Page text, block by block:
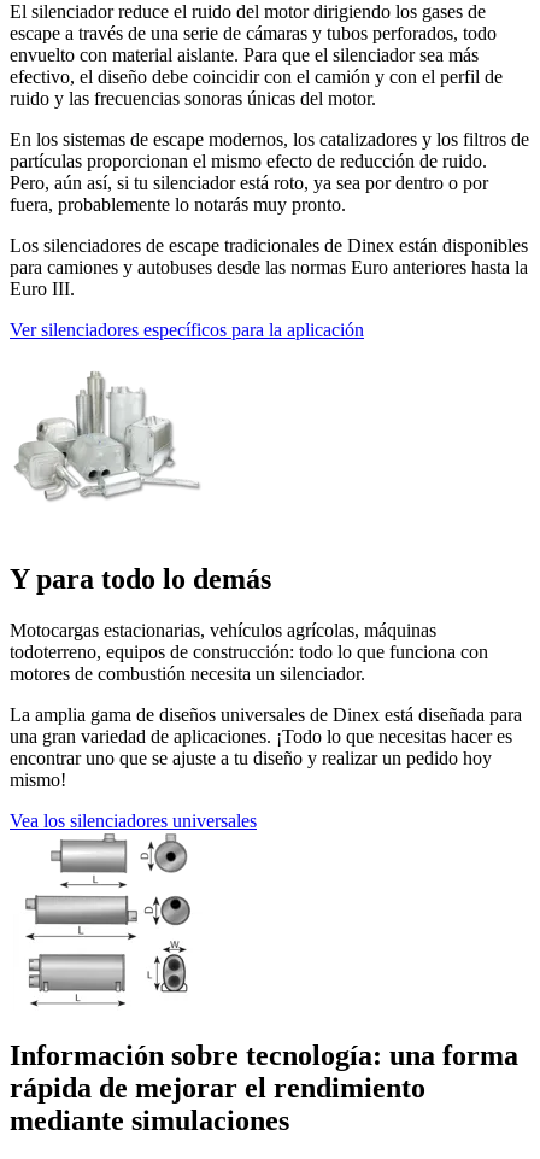
El silenciador reduce el ruido del motor dirigiendo los gases de
escape a través de una serie de cámaras y tubos perforados, todo
envuelto con material aislante. Para que el silenciador sea más
efectivo, el diseño debe coincidir con el camión y con el perfil de
ruido y las frecuencias sonoras únicas del motor.
En los sistemas de escape modernos, los catalizadores y los filtros de
partículas proporcionan el mismo efecto de reducción de ruido.
Pero, aún así, si tu silenciador está roto, ya sea por dentro o por
fuera, probablemente lo notarás muy pronto.
Los silenciadores de escape tradicionales de Dinex están disponibles
para camiones y autobuses desde las normas Euro anteriores hasta la
Euro III.
Ver silenciadores específicos para la aplicación
Y para todo lo demás
Motocargas estacionarias, vehículos agrícolas, máquinas
todoterreno, equipos de construcción: todo lo que funciona con
motores de combustión necesita un silenciador.
La amplia gama de diseños universales de Dinex está diseñada para
una gran variedad de aplicaciones. ¡Todo lo que necesitas hacer es
encontrar uno que se ajuste a tu diseño y realizar un pedido hoy
mismo!
Vea los silenciadores universales
Información sobre tecnología: una forma
rápida de mejorar el rendimiento
mediante simulaciones